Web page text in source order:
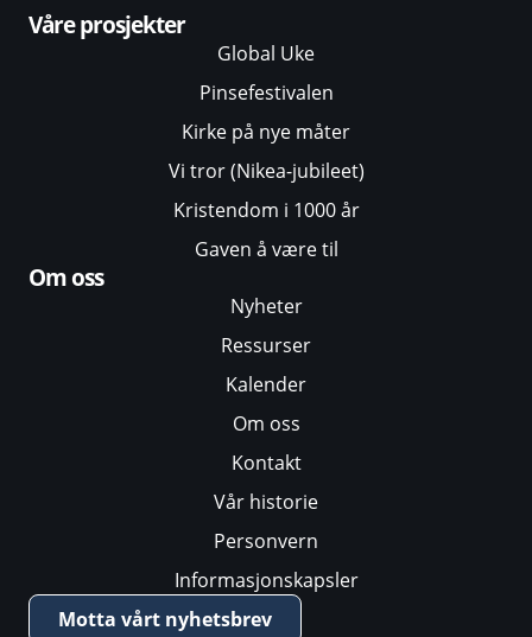
Våre prosjekter
Global Uke
Pinsefestivalen
Kirke på nye måter
Vi tror (Nikea-jubileet)
Kristendom i 1000 år
Gaven å være til
Om oss
Nyheter
Ressurser
Kalender
Om oss
Kontakt
Vår historie
Personvern
Informasjonskapsler
Motta vårt nyhetsbrev